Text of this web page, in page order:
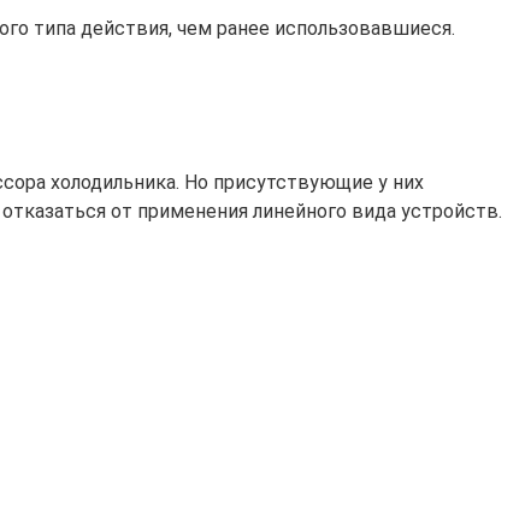
типа действия, чем ранее использовавшиеся.
холодильника. Но присутствующие у них
от применения линейного вида устройств.